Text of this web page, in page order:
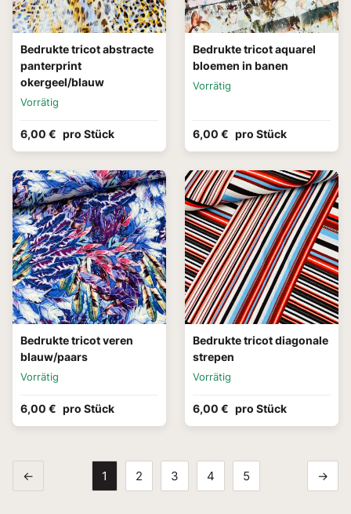
Bedrukte tricot abstracte
panterprint
okergeel/blauw
Vorrätig
6,00 € pro Stück
Bedrukte tricot aquarel
bloemen in banen
Vorrätig
6,00 € pro Stück
Bedrukte tricot veren
blauw/paars
Vorrätig
6,00 € pro Stück
Bedrukte tricot diagonale
strepen
Vorrätig
6,00 € pro Stück
← 1 2 3 4 5 →